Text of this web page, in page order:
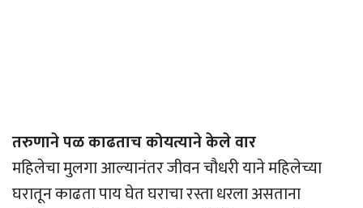
तरुणाने पळ काढताच कोयत्याने केले वार
महिलेचा मुलगा आल्यानंतर जीवन चौधरी याने महिलेच्या
घरातून काढता पाय घेत घराचा रस्ता धरला असताना